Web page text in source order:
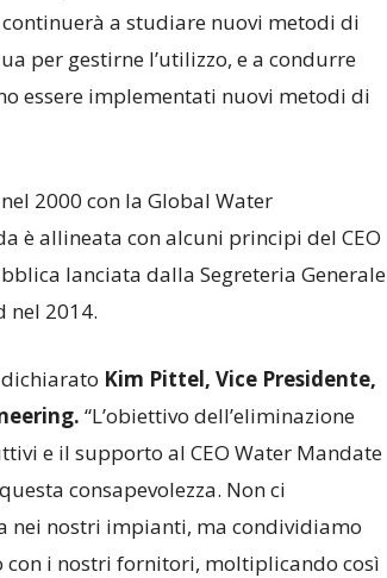
a studiare nuovi metodi di
per gestirne l’utilizzo, e a condurre
essere implementati nuovi metodi di
2000 con la Global Water
è allineata con alcuni principi del CEO
lanciata dalla Segreteria Generale
nel 2014.
dichiarato Kim Pittel, Vice Presidente,
“L’obiettivo dell’eliminazione
e il supporto al CEO Water Mandate
consapevolezza. Non ci
nei nostri impianti, ma condividiamo
con i nostri fornitori, moltiplicando così